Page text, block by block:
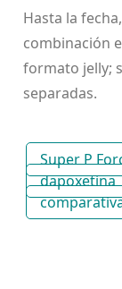
Hasta la
combinación
formato jelly;
separadas.
Super P
dapoxetina